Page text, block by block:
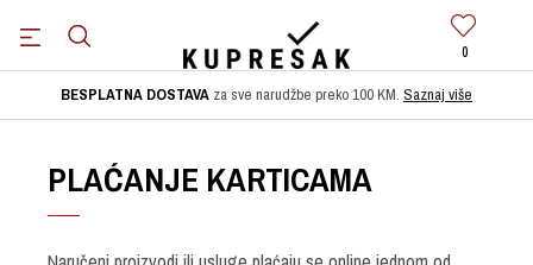
0
BESPLATNA DOSTAVA za sve narudžbe preko 100 KM. Saznaj više
PLAĆANJE KARTICAMA